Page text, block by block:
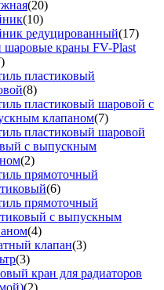
(20)
(10)
редуцированный(17)
шаровые краны FV-Plast
пластиковый
(8)
пластиковый шаровой с
клапаном(7)
пластиковый шаровой
с выпускным
(2)
прямоточный
(6)
прямоточный
с выпускным
(4)
клапан(3)
(3)
кран для радиаторов